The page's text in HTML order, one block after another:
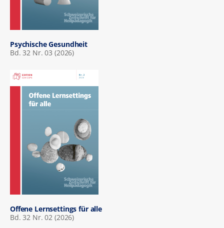
Psychische Gesundheit
Bd. 32 Nr. 03 (2026)
Offene Lernsettings für alle
Bd. 32 Nr. 02 (2026)